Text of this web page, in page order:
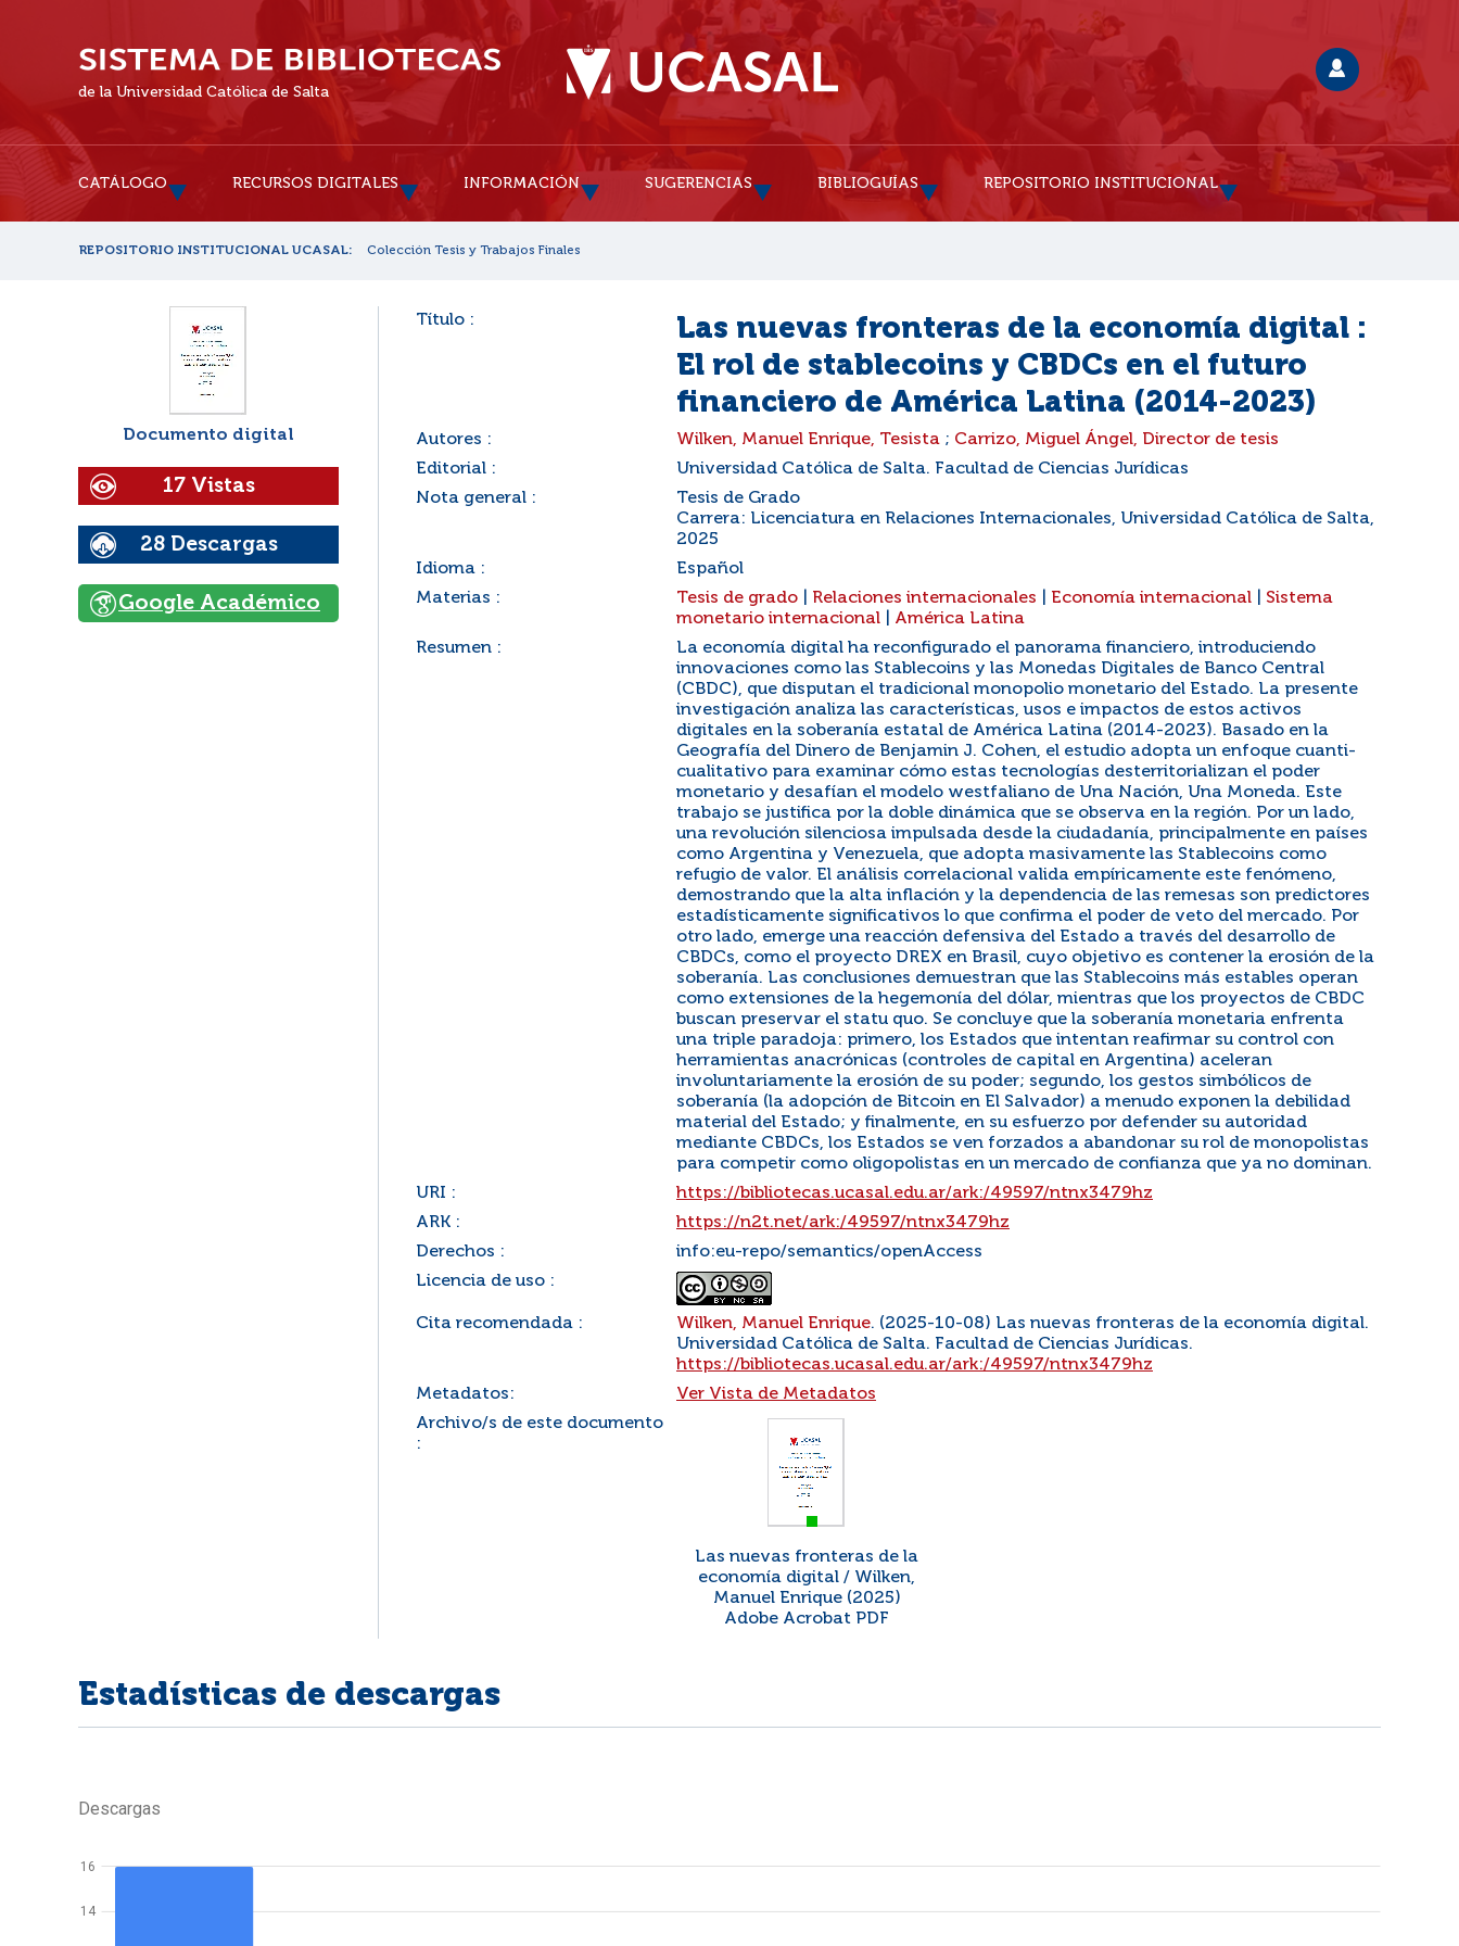
de la Universidad Católica de Salta
CATÁLOGO RECURSOS DIGITALES INFORMACIÓN SUGERENCIAS BIBLIOGUÍAS REPOSITORIO INSTITUCIONAL
REPOSITORIO INSTITUCIONAL UCASAL: Colección Tesis y Trabajos Finales
Documento digital
17 Vistas
28 Descargas
Google Académico
Título :
Las nuevas fronteras de la economía digital :
El rol de stablecoins y CBDCs en el futuro
financiero de América Latina (2014-2023)
Autores : Wilken, Manuel Enrique, Tesista ; Carrizo, Miguel Ángel, Director de tesis
Editorial :
Universidad Católica de Salta. Facultad de Ciencias Jurídicas
Nota general :
Tesis de Grado
Carrera: Licenciatura en Relaciones Internacionales, Universidad Católica de Salta,
2025
Idioma :
Español
Materias :
Tesis de grado Relaciones internacionales Economía internacional
Sistema
monetario internacional
América Latina
Resumen :
La economía digital ha reconfigurado el panorama financiero, introduciendo
innovaciones como las Stablecoins y las Monedas Digitales de Banco Central
(CBDC), que disputan el tradicional monopolio monetario del Estado. La presente
investigación analiza las características, usos e impactos de estos activos
digitales en la soberanía estatal de América Latina (2014-2023). Basado en la
Geografía del Dinero de Benjamin J. Cohen, el estudio adopta un enfoque cuanti-
cualitativo para examinar cómo estas tecnologías desterritorializan el poder
monetario y desafían el modelo westfaliano de Una Nación, Una Moneda. Este
trabajo se justifica por la doble dinámica que se observa en la región. Por un lado,
una revolución silenciosa impulsada desde la ciudadanía, principalmente en países
como Argentina y Venezuela, que adopta masivamente las Stablecoins como
refugio de valor. El análisis correlacional valida empíricamente este fenómeno,
demostrando que la alta inflación y la dependencia de las remesas son predictores
estadísticamente significativos lo que confirma el poder de veto del mercado. Por
otro lado, emerge una reacción defensiva del Estado a través del desarrollo de
CBDCs, como el proyecto DREX en Brasil, cuyo objetivo es contener la erosión de la
soberanía. Las conclusiones demuestran que las Stablecoins más estables operan
como extensiones de la hegemonía del dólar, mientras que los proyectos de CBDC
buscan preservar el statu quo. Se concluye que la soberanía monetaria enfrenta
una triple paradoja: primero, los Estados que intentan reafirmar su control con
herramientas anacrónicas (controles de capital en Argentina) aceleran
involuntariamente la erosión de su poder; segundo, los gestos simbólicos de
soberanía (la adopción de Bitcoin en El Salvador) a menudo exponen la debilidad
material del Estado; y finalmente, en su esfuerzo por defender su autoridad
mediante CBDCs, los Estados se ven forzados a abandonar su rol de monopolistas
para competir como oligopolistas en un mercado de confianza que ya no dominan.
URI :
https://bibliotecas.ucasal.edu.ar/ark:/49597/ntnx3479hz
ARK :
https://n2t.net/ark:/49597/ntnx3479hz
Derechos :
info:eu-repo/semantics/openAccess
Licencia de uso :
Cita recomendada : Wilken, Manuel Enrique. (2025-10-08) Las nuevas fronteras de la economía digital.
Universidad Católica de Salta. Facultad de Ciencias Jurídicas.
https://bibliotecas.ucasal.edu.ar/ark:/49597/ntnx3479hz
Metadatos:
Ver Vista de Metadatos
Archivo/s de este documento
:
Las nuevas fronteras de la
economía digital / Wilken,
Manuel Enrique (2025)
Adobe Acrobat PDF
Estadísticas de descargas
Descargas
14
16